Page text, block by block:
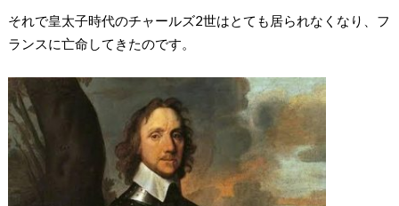
それで皇太子時代のチャールズ2世はとても居られなくなり、フ
ランスに亡命してきたのです。